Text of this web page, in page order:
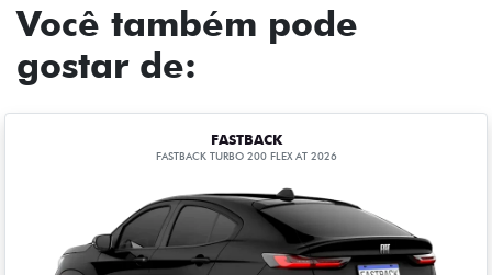
Você também pode
gostar de:
FASTBACK
FASTBACK TURBO 200 FLEX AT 2026